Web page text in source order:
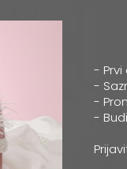
-
-
-
-